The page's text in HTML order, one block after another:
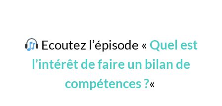
Ecoutez l’épisode « Quel est
l’intérêt de faire un bilan de
compétences ?«